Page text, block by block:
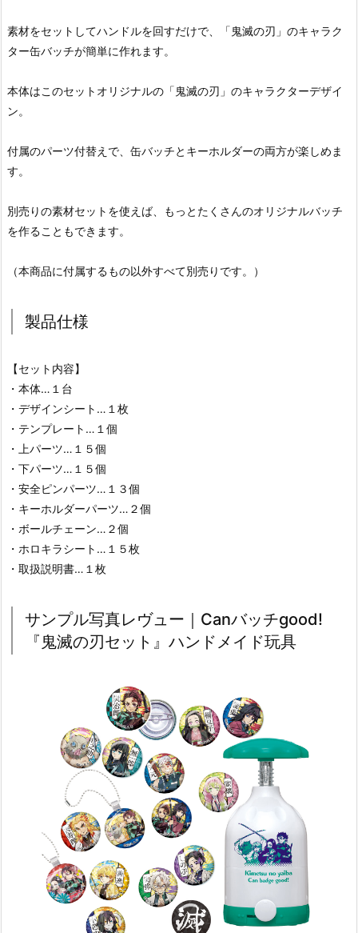
素材をセットしてハンドルを回すだけで、「鬼滅の刃」のキャラク
ター缶バッチが簡単に作れます。
本体はこのセットオリジナルの「鬼滅の刃」のキャラクターデザイ
ン。
付属のパーツ付替えで、缶バッチとキーホルダーの両方が楽しめま
す。
別売りの素材セットを使えば、もっとたくさんのオリジナルバッチ
を作ることもできます。
（本商品に付属するもの以外すべて別売りです。）
製品仕様
【セット内容】
・本体…１台
・デザインシート…１枚
・テンプレート…１個
・上パーツ…１５個
・下パーツ…１５個
・安全ピンパーツ…１３個
・キーホルダーパーツ…２個
・ボールチェーン…２個
・ホロキラシート…１５枚
・取扱説明書…１枚
サンプル写真レヴュー｜Canバッチgood!
『鬼滅の刃セット』ハンドメイド玩具